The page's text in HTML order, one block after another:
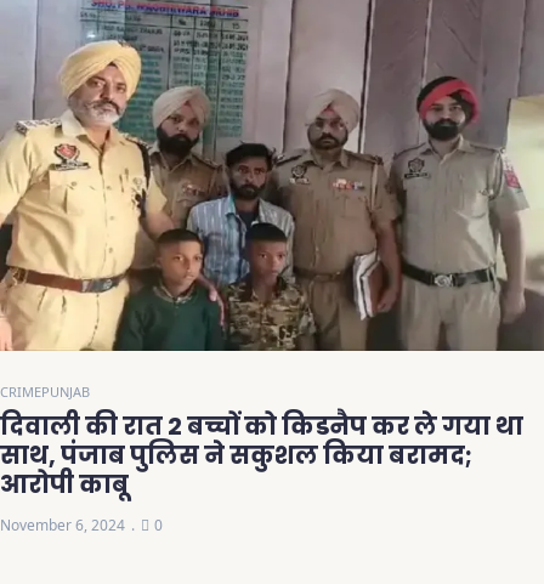
CRIMEPUNJAB
दिवाली की रात 2 बच्चों को किडनैप कर ले गया था
साथ, पंजाब पुलिस ने सकुशल किया बरामद;
आरोपी काबू
November 6, 2024 0